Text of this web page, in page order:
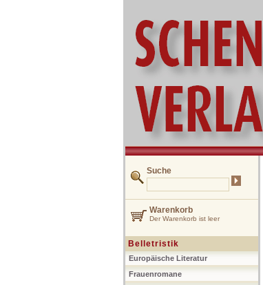
Suche
Warenkorb
Der Warenkorb ist leer
Belletristik
Europäische Literatur
Frauenromane